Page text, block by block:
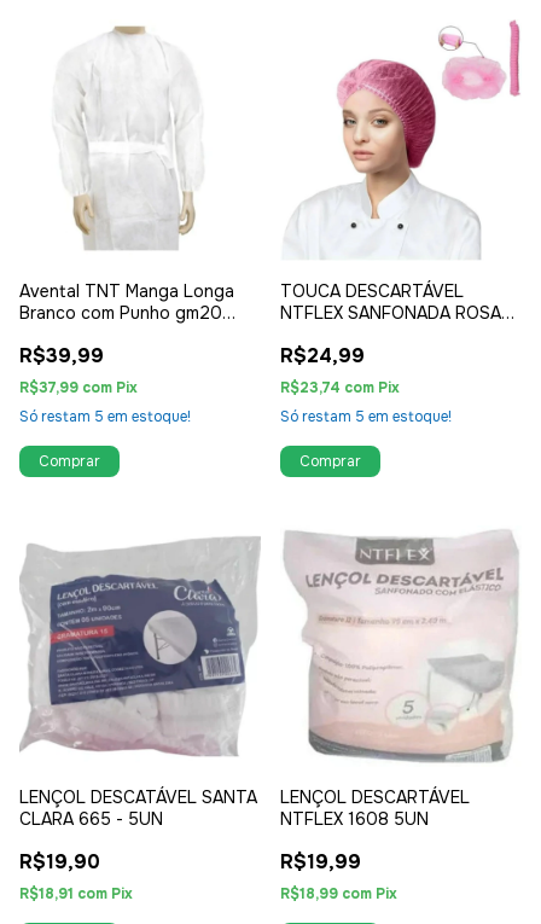
Avental TNT Manga Longa
Branco com Punho gm20
R$39,99
R$37,99 com Pix
Só restam 5 em estoque!
TOUCA DESCARTÁVEL
NTFLEX SANFONADA ROSA
R$24,99
R$23,74 com Pix
Só restam 5 em estoque!
LENÇOL DESCATÁVEL SANTA
CLARA 665 - 5UN
R$19,90
R$18,91 com Pix
LENÇOL DESCARTÁVEL
NTFLEX 1608 5UN
R$19,99
R$18,99 com Pix